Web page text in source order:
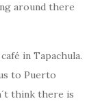
around there
in Tapachula.
to Puerto
think there is